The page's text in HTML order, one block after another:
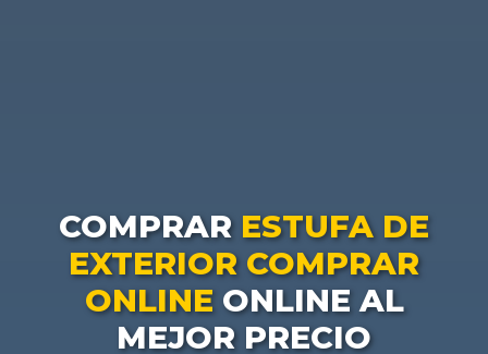
COMPRAR ESTUFA DE
EXTERIOR COMPRAR
ONLINEONLINE AL
MEJOR PRECIO